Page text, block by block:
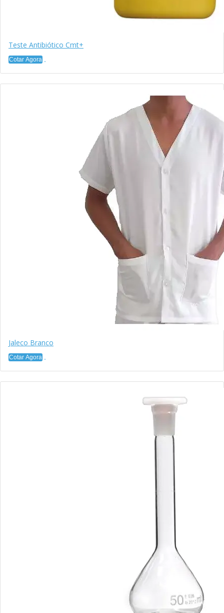
Teste Antibiótico Cmt+
Cotar Agora
Jaleco Branco
Cotar Agora